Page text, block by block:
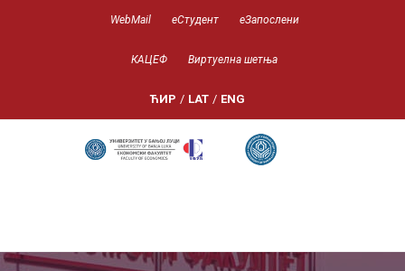
WebMail еСтудент еЗапослени
КАЦЕФ Виртуелна шетња
ЋИР / LAT / ENG